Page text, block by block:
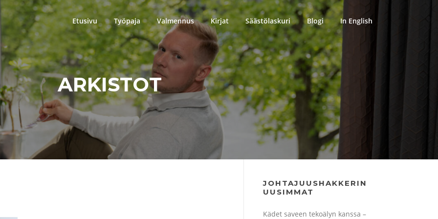
Etusivu Työpaja Valmennus Kirjat Säästölaskuri Blogi In English
ARKISTOT
JOHTAJUUSHAKKERIN
UUSIMMAT
Kädet saveen tekoälyn kanssa –